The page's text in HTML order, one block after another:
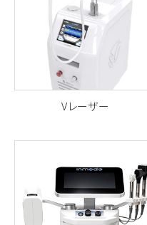
CUTERA社のプレミアムロング
パルスレーザー
Vレーザー